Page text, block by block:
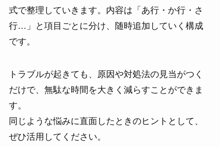
式で整理していきます。内容は「あ行・か行・さ
行…」と項目ごとに分け、随時追加していく構成
です。
トラブルが起きても、原因や対処法の見当がつく
だけで、無駄な時間を大きく減らすことができま
す。
同じような悩みに直面したときのヒントとして、
ぜひ活用してください。